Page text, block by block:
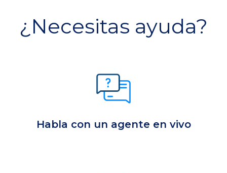
¿Necesitas ayuda?
Habla con un agente en vivo